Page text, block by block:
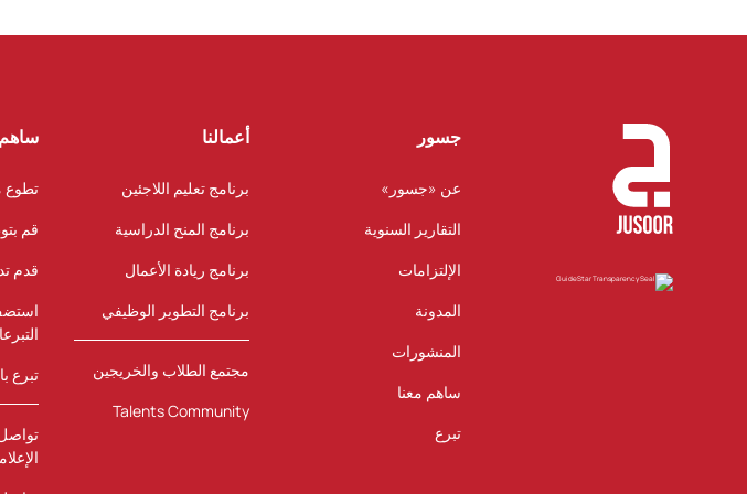
جسور
عن «جسور»
التقارير السنوية
الإلتزامات
المدونة
المنشورات
ساهم معنا
تبرع
أعمالنا
برنامج تعليم اللاجئين
برنامج المنح الدراسية
برنامج ريادة الأعمال
برنامج التطوير الوظيفي
مجتمع الطلاب والخريجين
Talents Community
تطوع
قم
قدم
تبرع